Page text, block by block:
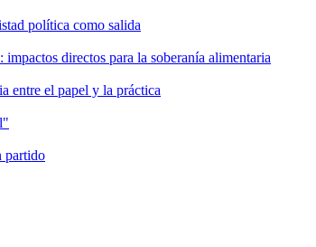
política como salida
directos para la soberanía alimentaria
entre el papel y la práctica
partido